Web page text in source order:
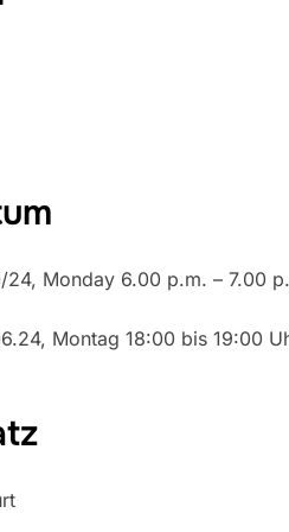
Monday 6.00 p.m. – 7.00
Montag 18:00 bis 19:00